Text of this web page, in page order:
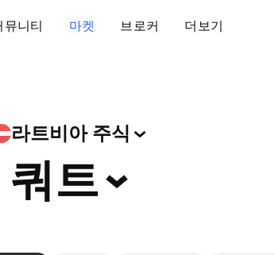
뮤니티 마켓 브로커 더보기
라트비아 주식
쿼트